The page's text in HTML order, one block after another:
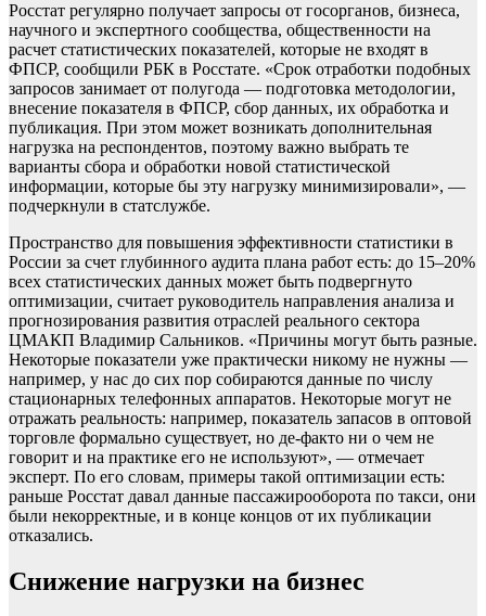
Росстат регулярно получает запросы от госорганов, бизнеса,
научного и экспертного сообщества, общественности на
расчет статистических показателей, которые не входят в
ФПСР, сообщили РБК в Росстате. «Срок отработки подобных
запросов занимает от полугода — подготовка методологии,
внесение показателя в ФПСР, сбор данных, их обработка и
публикация. При этом может возникать дополнительная
нагрузка на респондентов, поэтому важно выбрать те
варианты сбора и обработки новой статистической
информации, которые бы эту нагрузку минимизировали», —
подчеркнули в статслужбе.
Пространство для повышения эффективности статистики в
России за счет глубинного аудита плана работ есть: до 15–20%
всех статистических данных может быть подвергнуто
оптимизации, считает руководитель направления анализа и
прогнозирования развития отраслей реального сектора
ЦМАКП Владимир Сальников. «Причины могут быть разные.
Некоторые показатели уже практически никому не нужны —
например, у нас до сих пор собираются данные по числу
стационарных телефонных аппаратов. Некоторые могут не
отражать реальность: например, показатель запасов в оптовой
торговле формально существует, но де-факто ни о чем не
говорит и на практике его не используют», — отмечает
эксперт. По его словам, примеры такой оптимизации есть:
раньше Росстат давал данные пассажирооборота по такси, они
были некорректные, и в конце концов от их публикации
отказались.
Снижение нагрузки на бизнес